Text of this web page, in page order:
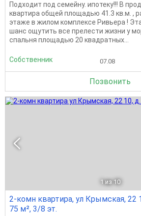
Подходит под семейну. ипотеку!!! В
квартира общей площадью 41.3 кв.м. ,
этаже в жилом комплексе Ривьера !
шанс ощутить все прелести жизни у
спальня площадью 20 квадратных...
Собственник 07.08
Позвонить
1 из 10
2-комн квартира, ул Крымская, 22
75 м², 3/8 эт.